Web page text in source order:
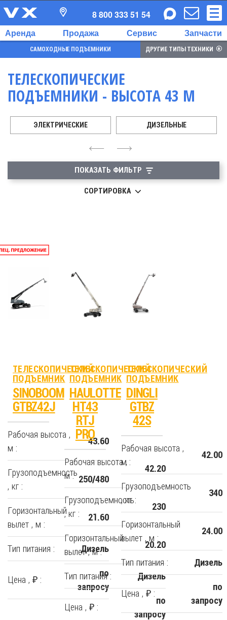
Аренда Продажа Сервис Запчасти
8 800 333 51 54
САМОХОДНЫЕ ПОДЪЕМНИКИ ДРУГИЕ ТИПЫ ТЕХНИКИ
ТЕЛЕСКОПИЧЕСКИЕ
ПОДЪЕМНИКИ - ВЫСОТА 43 М
4
ЭЛЕКТРИЧЕСКИЕ ДИЗЕЛЬНЫЕ
6
ПОКАЗАТЬ ФИЛЬТР
СОРТИРОВКА
ТЕЛЕСКОПИЧЕСКИЙ
ПОДЪЕМНИК
SINOBOOM
GTBZ42J
Рабочая высота ,
м :
43.60
Грузоподъемность
, кг :
250/480
Горизонтальный
вылет , м :
21.60
Тип питания : Дизель
Цена , ₽ :
по
запросу
ТЕЛЕСКОПИЧЕСКИЙ
ПОДЪЕМНИК
HAULOTTE
HT43
RTJ
PRO
Рабочая высота ,
м :
42.20
Грузоподъемность
, кг :
230
Горизонтальный
вылет , м :
20.20
Тип питания : Дизель
Цена , ₽ :
по
запросу
ТЕЛЕСКОПИЧЕСКИЙ
ПОДЪЕМНИК
DINGLI
GTBZ
42S
Рабочая высота ,
м :
42.00
Грузоподъемность
, кг :
340
Горизонтальный
вылет , м :
24.00
Тип питания : Дизель
Цена , ₽ :
по
запросу